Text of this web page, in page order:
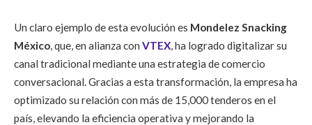
Un claro ejemplo de esta evolución es Mondelez Snacking
México, que, en alianza con VTEX, ha logrado digitalizar su
canal tradicional mediante una estrategia de comercio
conversacional. Gracias a esta transformación, la empresa ha
optimizado su relación con más de 15,000 tenderos en el
país, elevando la eficiencia operativa y mejorando la